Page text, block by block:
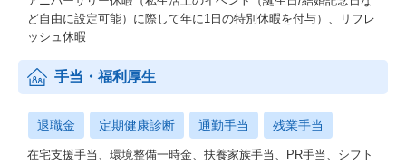
ど自由に設定可能）に際して年に1日の特別休暇を付与）、リフレ
ッシュ休暇
手当・福利厚生
退職金 定期健康診断 通勤手当 残業手当
在宅支援手当、環境整備一時金、扶養家族手当、PR手当、シフト